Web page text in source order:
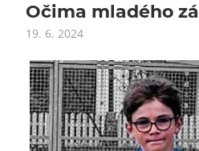
Očima mladého
19. 6. 2024